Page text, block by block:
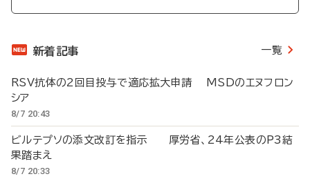
新着記事 一覧
RSV抗体の2回目投与で適応拡大申請 MSDのエヌフロン
シア
8/7 20:43
ビルテプソの添文改訂を指示 厚労省、24年公表のP3結
果踏まえ
8/7 20:33